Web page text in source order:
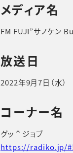
メディア名
FM FUJI”サノケン
放送日
2022年9月7日（水）
コーナー名
グッ↑ジョブ
https://radiko.jp/